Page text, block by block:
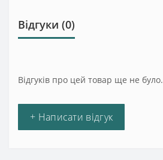
Відгуки (0)
Відгуків про цей товар ще не було.
+ Написати відгук